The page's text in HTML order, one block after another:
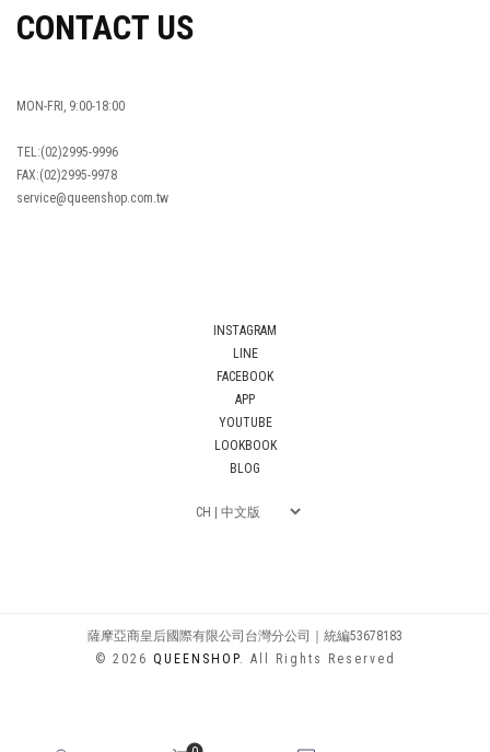
CONTACT US
MON-FRI, 9:00-18:00
TEL:(02)2995-9996
FAX:(02)2995-9978
service@queenshop.com.tw
INSTAGRAM
LINE
FACEBOOK
APP
YOUTUBE
LOOKBOOK
BLOG
薩摩亞商皇后國際有限公司台灣分公司｜統編53678183
© 2026 QUEENSHOP. All Rights Reserved